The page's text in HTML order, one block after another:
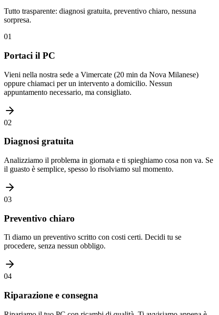
Tutto trasparente: diagnosi gratuita, preventivo chiaro, nessuna
sorpresa.
01
Portaci il PC
Vieni nella nostra sede a Vimercate (20 min da Nova Milanese)
oppure chiamaci per un intervento a domicilio. Nessun
appuntamento necessario, ma consigliato.
02
Diagnosi gratuita
Analizziamo il problema in giornata e ti spieghiamo cosa non va. Se
il guasto è semplice, spesso lo risolviamo sul momento.
03
Preventivo chiaro
Ti diamo un preventivo scritto con costi certi. Decidi tu se
procedere, senza nessun obbligo.
04
Riparazione e consegna